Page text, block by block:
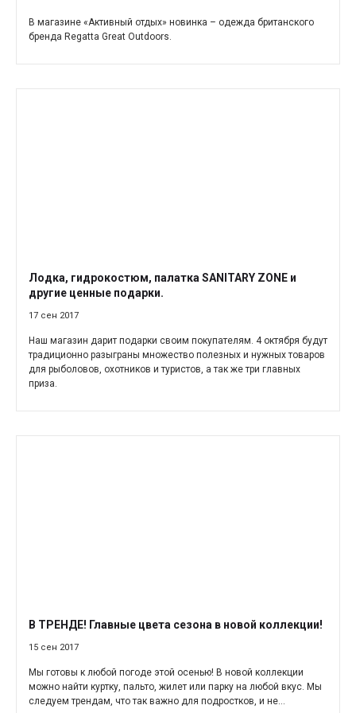
В магазине «Активный отдых» новинка – одежда британского
бренда Regatta Great Outdoors.
Лодка, гидрокостюм, палатка SANITARY ZONE и
другие ценные подарки.
17 сен 2017
Наш магазин дарит подарки своим покупателям. 4 октября будут
традиционно разыграны множество полезных и нужных товаров
для рыболовов, охотников и туристов, а так же три главных
приза.
В ТРЕНДЕ! Главные цвета сезона в новой коллекции!
15 сен 2017
Мы готовы к любой погоде этой осенью! В новой коллекции
можно найти куртку, пальто, жилет или парку на любой вкус. Мы
следуем трендам, что так важно для подростков, и не...